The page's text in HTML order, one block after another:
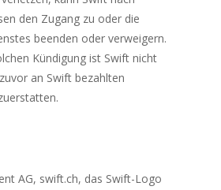
den Zugang zu oder die
beenden oder verweigern.
Kündigung ist Swift nicht
an Swift bezahlten
AG, swift.ch, das Swift-Logo